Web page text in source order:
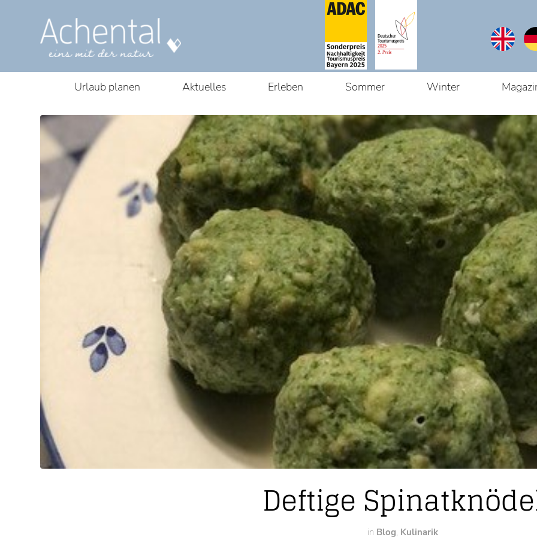
Urlaub planen Aktuelles Erleben Sommer Winter
Deftige
in Blog, Kulinarik